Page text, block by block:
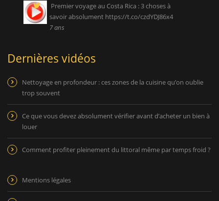
Premier voyage au Costa Rica : 3 choses à
savoir absolument https://t.co/czdYDJ86x4
7 ans
Dernières vidéos
Nettoyage en profondeur : ces zones de la cuisine qu’on oublie
trop souvent
Ce que vous devez absolument vérifier avant d’acheter un bien à
louer
Comment profiter pleinement du littoral même par temps froid ?
Mentions légales